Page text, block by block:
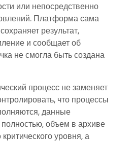
или непосредственно
Платформа сама
результат,
и сообщает об
не смогла быть создана
процесс не заменяет
что процессы
данные
объем в архиве
уровня, а